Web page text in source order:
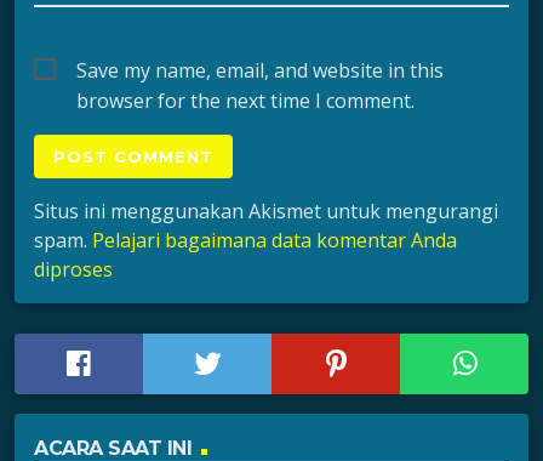
Save my name, email, and website in this
browser for the next time I comment.
Situs ini menggunakan Akismet untuk mengurangi
spam. Pelajari bagaimana data komentar Anda
diproses
ACARA SAAT INI